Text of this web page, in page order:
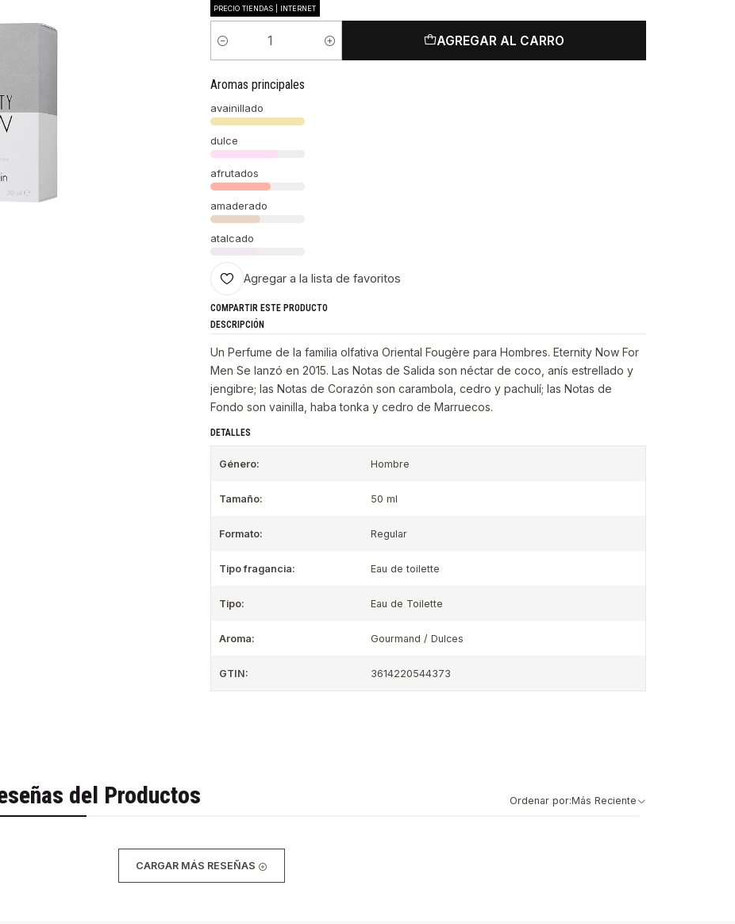
PRECIO TIENDAS | INTERNET
Cantidad
AGREGAR AL CARRO
Aromas principales
avainillado
dulce
afrutados
amaderado
atalcado
Agregar a la lista de favoritos
COMPARTIR ESTE PRODUCTO
DESCRIPCIÓN
Un Perfume de la familia olfativa Oriental Fougère para Hombres. Eternity Now For
Men Se lanzó en 2015. Las Notas de Salida son néctar de coco, anís estrellado y
jengibre; las Notas de Corazón son carambola, cedro y pachulí; las Notas de
Fondo son vainilla, haba tonka y cedro de Marruecos.
DETALLES
Género: Hombre
Tamaño: 50 ml
Formato: Regular
Tipo fragancia: Eau de toilette
Tipo: Eau de Toilette
Aroma: Gourmand / Dulces
GTIN: 3614220544373
del Productos Ordenar por:Más Reciente
CARGAR MÁS RESEÑAS